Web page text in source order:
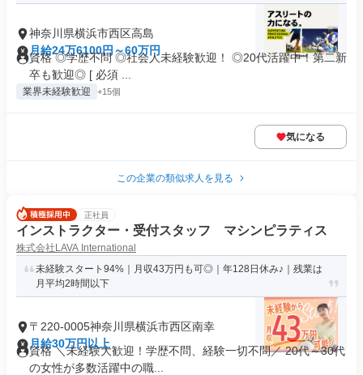
神奈川県横浜市西区高島
月給24万6100円～60万円
資格 ◎学歴不問 ◎社会人未経験歓迎！ ◎20代活躍中！第二新
卒も歓迎◎ [ 必須 ...
業界未経験歓迎 +15個
気になる
この企業の類似求人を見る
正社員
インストラクター・受付スタッフ マシンピラティス
株式会社LAVA International
未経験スタート94%｜月収43万円も可◎｜年128日休み♪｜残業は
月平均2時間以下
〒220-0005神奈川県横浜市西区南幸
月給30万円以上
資格 ＼未経験大歓迎！学歴不問、経験一切不問／ 20代～30代
の女性が多数活躍中の職...